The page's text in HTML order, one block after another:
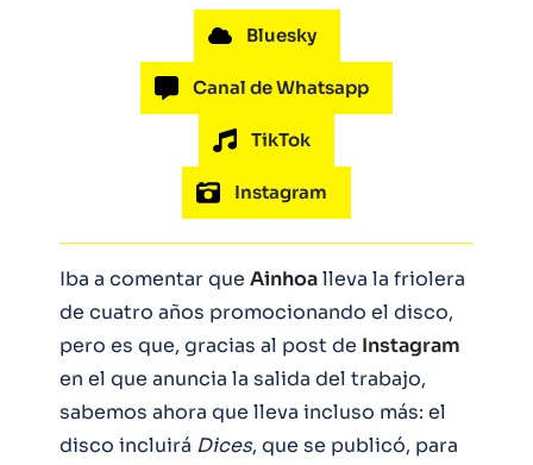
Bluesky
Canal de Whatsapp
TikTok
Instagram
Iba a comentar que Ainhoalleva la friolera
de cuatro años promocionando el disco,
pero es que, gracias al post de Instagram
en el que anuncia la salida del trabajo,
sabemos ahora que lleva incluso más: el
disco incluirá Dices, que se publicó, para